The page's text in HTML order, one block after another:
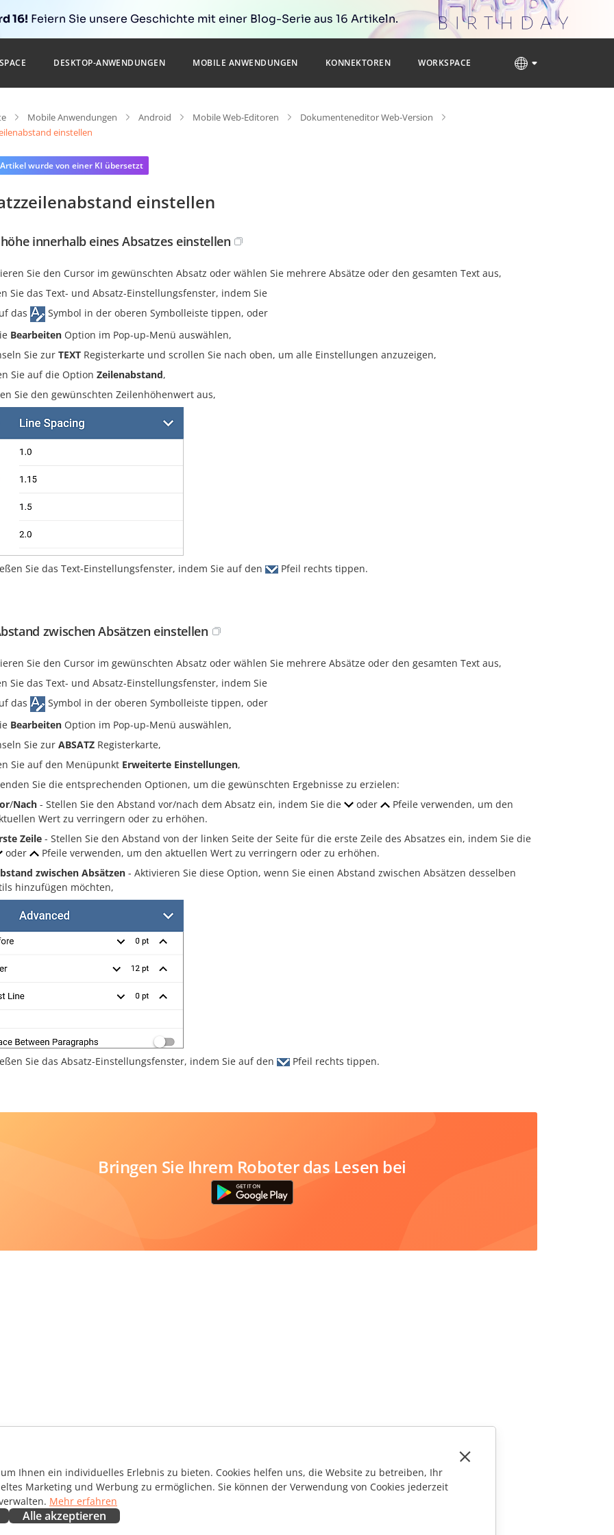
16! Feiern Sie unsere Geschichte mit einer Blog-Serie aus 16 Artikeln.
DESKTOP-ANWENDUNGEN MOBILE ANWENDUNGEN KONNEKTOREN WORKSPACE
Mobile Anwendungen Android Mobile Web-Editoren
Dokumenteneditor Web-Version
einstellen
wurde von einer KI übersetzt
einstellen
innerhalb eines Absatzes einstellen
Sie den Cursor im gewünschten Absatz oder wählen Sie mehrere Absätze oder den gesamten Text aus,
Sie das Text- und Absatz-Einstellungsfenster, indem Sie
das
Symbol in der oberen Symbolleiste tippen, oder
Bearbeiten Option im Pop-up-Menü auswählen,
Sie zur TEXT Registerkarte und scrollen Sie nach oben, um alle Einstellungen anzuzeigen,
Sie auf die Option Zeilenabstand,
Sie den gewünschten Zeilenhöhenwert aus,
Sie das Text-Einstellungsfenster, indem Sie auf den Pfeil rechts tippen.
zwischen Absätzen einstellen
Sie den Cursor im gewünschten Absatz oder wählen Sie mehrere Absätze oder den gesamten Text aus,
Sie das Text- und Absatz-Einstellungsfenster, indem Sie
das
Symbol in der oberen Symbolleiste tippen, oder
Bearbeiten Option im Pop-up-Menü auswählen,
Sie zur ABSATZ Registerkarte,
Sie auf den Menüpunkt Erweiterte Einstellungen,
Sie die entsprechenden Optionen, um die gewünschten Ergebnisse zu erzielen:
/Nach - Stellen Sie den Abstand vor/nach dem Absatz ein, indem Sie die oder
Pfeile verwenden, um den
Wert zu verringern oder zu erhöhen.
Zeile - Stellen Sie den Abstand von der linken Seite der Seite für die erste Zeile des Absatzes ein, indem Sie die
oder
Pfeile verwenden, um den aktuellen Wert zu verringern oder zu erhöhen.
zwischen Absätzen - Aktivieren Sie diese Option, wenn Sie einen Abstand zwischen Absätzen desselben
hinzufügen möchten,
Sie das Absatz-Einstellungsfenster, indem Sie auf den Pfeil rechts tippen.
Bringen Sie Ihrem Roboter das Lesen bei
Ihnen ein individuelles Erlebnis zu bieten. Cookies helfen uns, die Website zu betreiben, Ihr
Marketing und Werbung zu ermöglichen. Sie können der Verwendung von Cookies jederzeit
Mehr erfahren
Alle akzeptieren